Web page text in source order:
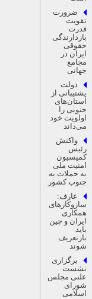
ضرورت
تقویت
قدرت
بازدارندگی
حقوقی
ایران در
مجامع
جهانی
دولت
پشتیبانی از
استان‌های
جنوبی را
اولویت خود
می‌داند
واکنش
رئیس
کمیسیون
امنیت ملی
به حملات به
جنوب کشور
عارف:
سازوکارهای
همکاری
ایران و چین
باید
بازتعریف
شوند
برگزاری
نشست
علنی مجلس
شورای
اسلامی